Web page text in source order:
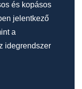
és kopásos
jelentkező
a
idegrendszer